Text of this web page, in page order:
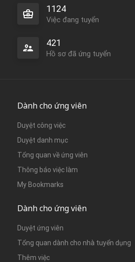
1124
Việc đang tuyển
421
Hồ sơ đã ứng tuyển
Dành cho ứng viên
Duyệt công việc
Duyệt danh mục
Tổng quan về ứng viên
Thông báo việc làm
My Bookmarks
Dành cho ứng viên
Duyệt ứng viên
Tổng quan dành cho nhà tuyển dụng
Thêm việc